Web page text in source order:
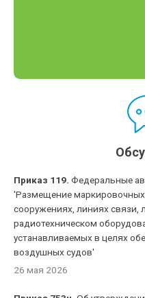
Приказ 119. Федеральные
'Размещение маркировочных
сооружениях, линиях связи,
радиотехническом
устанавливаемых в целях
воздушных судов'
26 мая 2026